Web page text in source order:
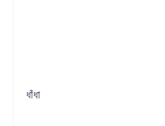
ধাঁধা